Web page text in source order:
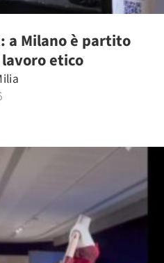
a Milano è partito
etico